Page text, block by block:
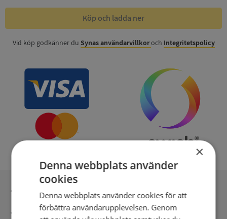
Köp och ladda ner
Vid köp godkänner du Synas användarvillkoroch Integritetspolicy
Inga kopior till omfrågad
Säker betalning med stripe
×
Denna webbplats använder
cookies
Denna webbplats använder cookies för att
förbättra användarupplevelsen. Genom